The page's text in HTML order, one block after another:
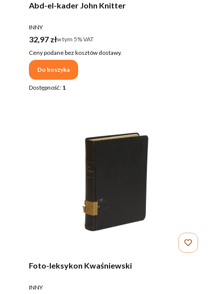
Abd-el-kader John Knitter
PRODUCENT
INNY
Cena brutto
32,97 złw tym %s VAT
w tym 5%VAT
Ceny podane bez kosztów dostawy.
Do koszyka
Dostępność: 1
Foto-leksykon Kwaśniewski
PRODUCENT
INNY